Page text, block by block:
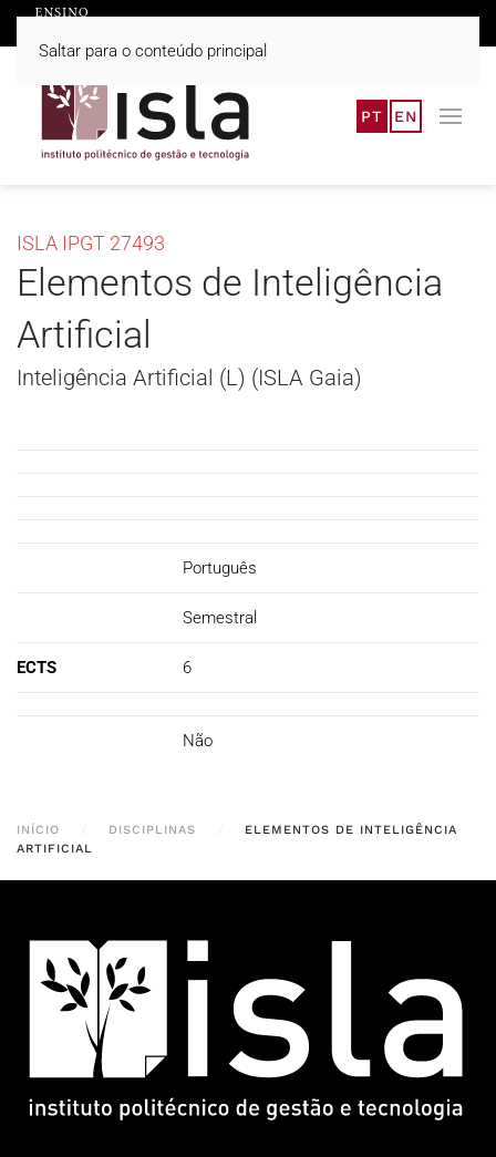
Saltar para o conteúdo principal
PT EN
ISLA IPGT 27493
Elementos de Inteligência
Artificial
Inteligência Artificial (L) (ISLA Gaia)
Português
Semestral
ECTS 6
Não
INÍCIO DISCIPLINAS
ELEMENTOS DE INTELIGÊNCIA
ARTIFICIAL